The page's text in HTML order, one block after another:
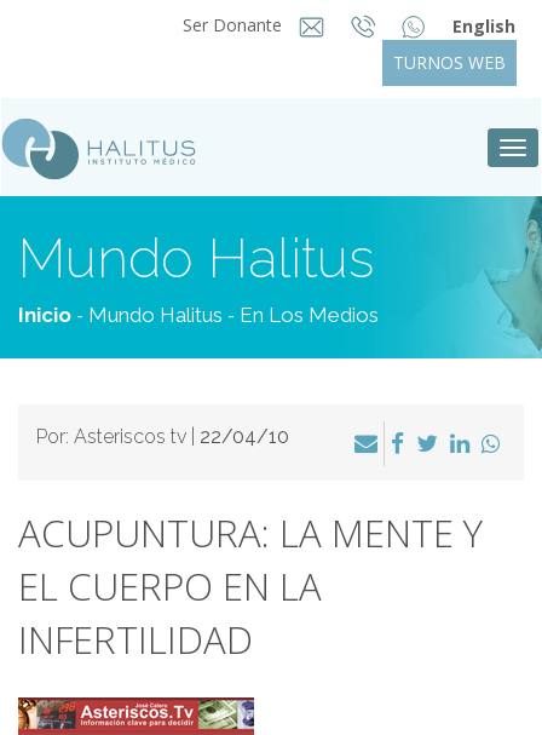
Ser Donante
English
TURNOS WEB
Mundo Halitus
Inicio - Mundo Halitus - En Los Medios
Por: Asteriscos tv | 22/04/10
ACUPUNTURA: LA MENTE Y
EL CUERPO EN LA
INFERTILIDAD